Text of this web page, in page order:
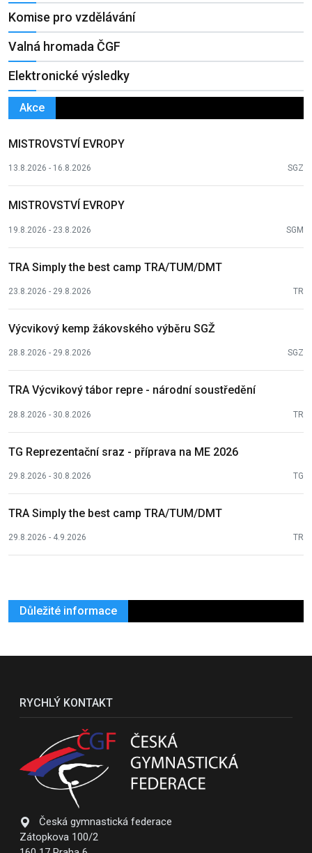
Komise pro vzdělávání
Valná hromada ČGF
Elektronické výsledky
Akce
MISTROVSTVÍ EVROPY
13.8.2026 - 16.8.2026 SGZ
MISTROVSTVÍ EVROPY
19.8.2026 - 23.8.2026 SGM
TRA Simply the best camp TRA/TUM/DMT
23.8.2026 - 29.8.2026 TR
Výcvikový kemp žákovského výběru SGŽ
28.8.2026 - 29.8.2026 SGZ
TRA Výcvikový tábor repre - národní soustředění
28.8.2026 - 30.8.2026 TR
TG Reprezentační sraz - příprava na ME 2026
29.8.2026 - 30.8.2026 TG
TRA Simply the best camp TRA/TUM/DMT
29.8.2026 - 4.9.2026 TR
Důležité informace
RYCHLÝ KONTAKT
Česká gymnastická federace
Zátopkova 100/2